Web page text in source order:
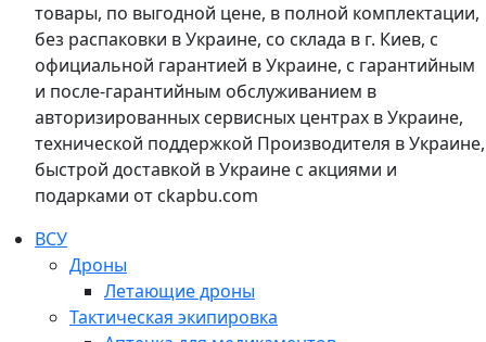
товары, по выгодной цене, в полной комплектации,
без распаковки в Украине, со склада в г. Киев, с
официальной гарантией в Украине, с гарантийным
и после-гарантийным обслуживанием в
авторизированных сервисных центрах в Украине,
технической поддержкой Производителя в Украине,
быстрой доставкой в Украине с акциями и
подарками от ckapbu.com
ВСУ
Дроны
Летающие дроны
Тактическая экипировка